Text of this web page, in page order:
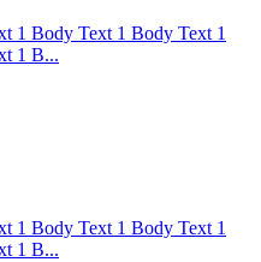
1 Body Text 1 Body Text 1
1 B...
1 Body Text 1 Body Text 1
1 B...